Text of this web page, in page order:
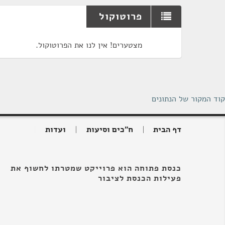
פרוטוקול
מצטערים! אין לנו את הפרוטוקול.
קוד המקור של הנתונים
דף הבית ח"כים וסיעות ועדות
כנסת פתוחה הוא פרוייקט שמטרתו לחשוף את
פעילות הכנסת לציבור